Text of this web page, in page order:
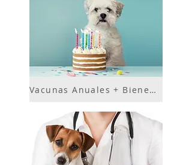
Vacunas Anuales + Bienestar